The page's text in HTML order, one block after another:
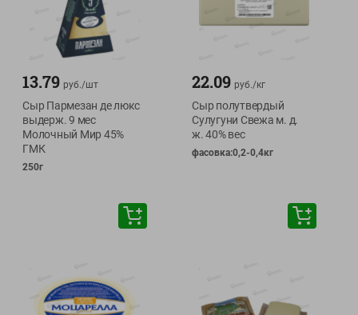
13.79 руб./шт
Сыр Пармезан де люкс
выдерж. 9 мес
Молочный Мир 45%
ГМК
250г
22.09 руб./кг
Сыр полутвердый
Сулугуни Свежа м. д.
ж. 40% вес
фасовка:0,2-0,4кг